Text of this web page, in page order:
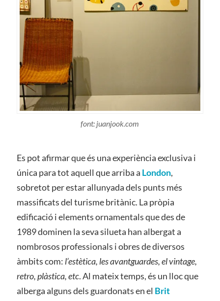
font: juanjook.com
Es pot afirmar que és una experiència exclusiva i
única para tot aquell que arriba a London,
sobretot per estar allunyada dels punts més
massificats del turisme britànic. La pròpia
edificació i elements ornamentals que des de
1989 dominen la seva silueta han albergat a
nombrosos professionals i obres de diversos
àmbits com: l’estètica, les avantguardes, el vintage,
retro, plàstica, etc. Al mateix temps, és un lloc que
alberga alguns dels guardonats en el Brit